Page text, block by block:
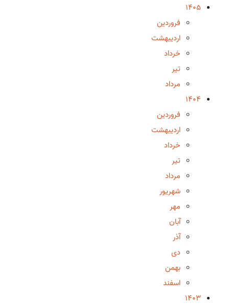
1405
فروردین
اردیبهشت
خرداد
تیر
مرداد
1404
فروردین
اردیبهشت
خرداد
تیر
مرداد
شهریور
مهر
آبان
آذر
دی
بهمن
اسفند
1403